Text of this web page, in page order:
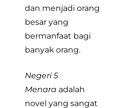
dan menjadi orang
besar yang
bermanfaat bagi
banyak orang.
Negeri 5
Menara adalah
novel yang sangat